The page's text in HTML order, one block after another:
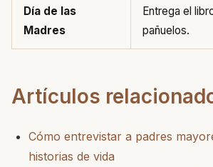
Día de las
Madres
Entrega el
pañuelos.
Artículos
Cómo entrevistar a padres
historias de vida